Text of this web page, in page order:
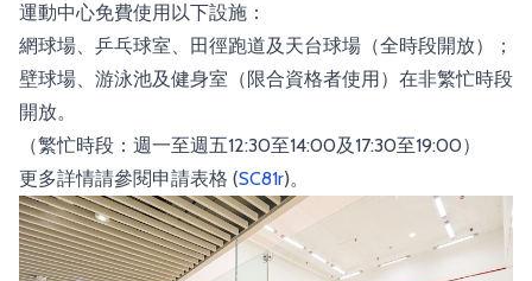
運動中心免費使用以下設施：
網球場、乒乓球室、田徑跑道及天台球場（全時段開放）；
壁球場、游泳池及健身室（限合資格者使用）在非繁忙時段
開放。
（繁忙時段：週一至週五12:30至14:00及17:30至19:00）
更多詳情請參閱申請表格 (SC81r)。